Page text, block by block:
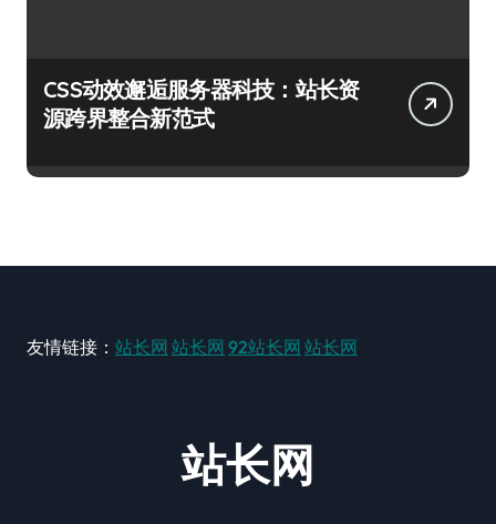
CSS动效邂逅服务器科技：站长资
源跨界整合新范式
友情链接： 站长网 站长网 92站长网 站长网
站长网